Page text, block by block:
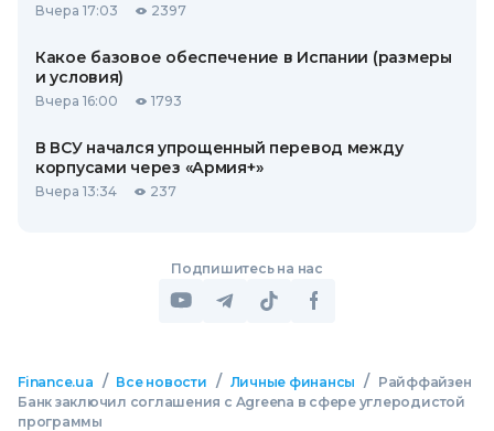
Вчера 17:03 2397
Какое базовое обеспечение в Испании (размеры
и условия)
Вчера 16:00 1793
В ВСУ начался упрощенный перевод между
корпусами через «Армия+»
Вчера 13:34 237
Подпишитесь на нас
Finance.ua / Все новости / Личные финансы /
Райффайзен
Банк заключил соглашения с Agreena в сфере углеродистой
программы